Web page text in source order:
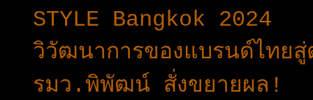
STYLE Bangkok 2024
วิวัฒนาการของแบรนด์ไทย
รมว.พิพัฒน์ สั่งขยายผล!